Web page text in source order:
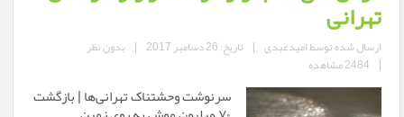
تهرانی
ارسال شده توسطامیدعبدی | تاریخ: 26 دسامبر 2017 | بدون نظر
| 2484 مشاهده
سرنوشت وحشتناک تهرانی‌ها | بازگشت